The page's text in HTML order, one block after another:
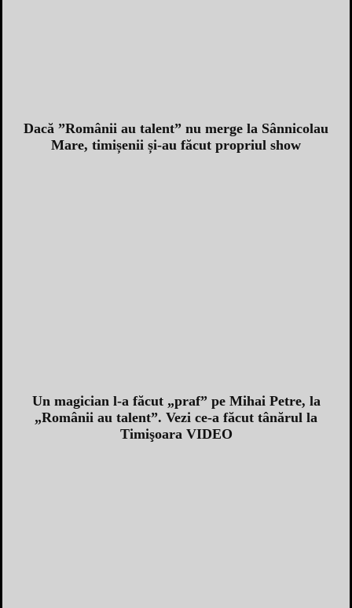
Dacă ”Românii au talent” nu merge la Sânnicolau
Mare, timișenii și-au făcut propriul show
Un magician l-a făcut „praf” pe Mihai Petre, la
„Românii au talent”. Vezi ce-a făcut tânărul la
Timişoara VIDEO